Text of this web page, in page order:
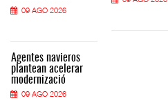
09 AGO 2026
Agentes navieros
plantean acelerar
modernizació
09 AGO 2026